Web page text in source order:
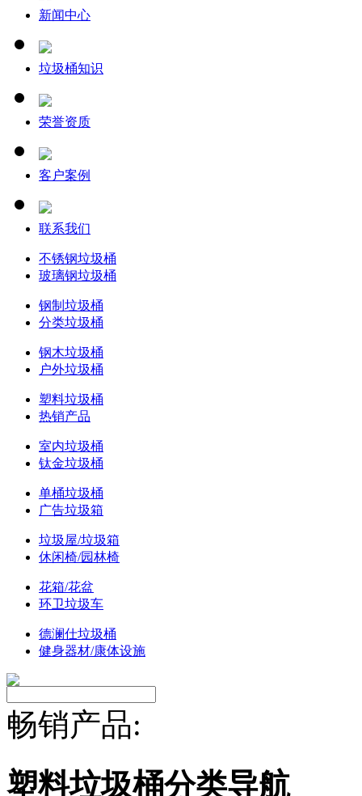
新闻中心
垃圾桶知识
荣誉资质
客户案例
联系我们
不锈钢垃圾桶
玻璃钢垃圾桶
钢制垃圾桶
分类垃圾桶
钢木垃圾桶
户外垃圾桶
塑料垃圾桶
热销产品
室内垃圾桶
钛金垃圾桶
单桶垃圾桶
广告垃圾箱
垃圾屋/垃圾箱
休闲椅/园林椅
花箱/花盆
环卫垃圾车
德澜仕垃圾桶
健身器材/康体设施
畅销产品:
塑料垃圾桶分类导航